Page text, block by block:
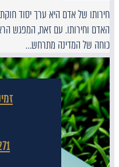
חירותו של אדם היא ערך יסוד
האדם וחירותו. עם זאת, המפגש
כוחה של המדינה מתרחש…